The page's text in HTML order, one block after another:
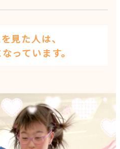
見た人は、
っています。